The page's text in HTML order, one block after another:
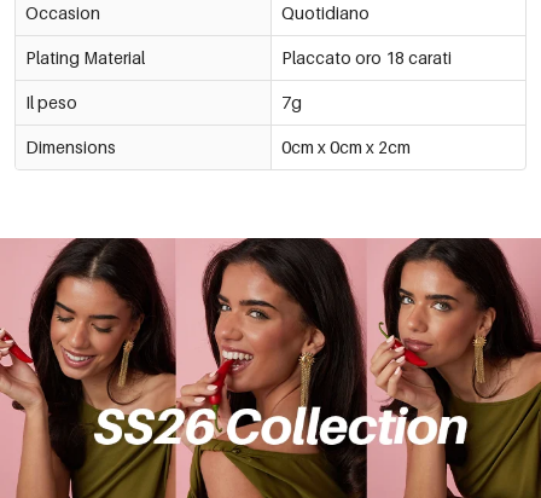
Occasion Quotidiano
Plating Material Placcato oro 18 carati
Il peso 7g
Dimensions 0cm x 0cm x 2cm